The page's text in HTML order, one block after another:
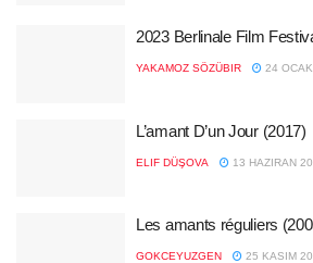
2023 Berlinale Film
YAKAMOZ SÖZÜBIR 24
L’amant D’un Jour (2017)
ELIF DÜŞOVA 13 HAZIRAN
Les amants réguliers
GOKCEYUZGEN 25 KASIM